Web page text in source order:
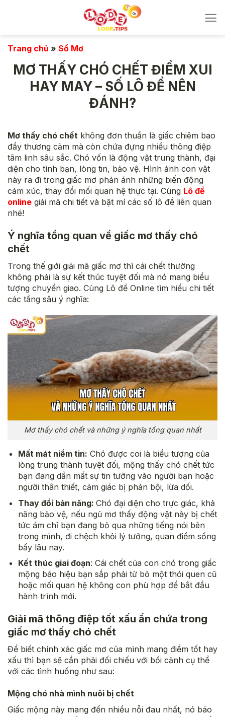
dungTrang chủ » Sổ Mơ
MƠ THẤY CHÓ CHẾT ĐIỀM XUI
HAY MAY – SỐ LÔ ĐỀ NÊN
ĐÁNH?
Mơ thấy chó chết không đơn thuần là giấc chiêm bao
đầy thương cảm mà còn chứa đựng nhiều thông điệp
tâm linh sâu sắc. Chó vốn là động vật trung thành, đại
diện cho tình bạn, lòng tin, bảo vệ. Hình ảnh con vật
này ra đi trong giấc mơ phản ánh những biến động
cảm xúc, thay đổi mối quan hệ thực tại. Cùng Lô đề
online giải mã chi tiết và bật mí các số lô đề liên quan
nhé!
Ý nghĩa tổng quan về giấc mơ thấy chó
chết
Trong thế giới giải mã giấc mơ thì cái chết thường
không phải là sự kết thúc tuyệt đối mà nó mang biểu
tượng chuyển giao. Cùng Lô đề Online tìm hiểu chi tiết
các tầng sâu ý nghĩa:
Mơ thấy chó chết và những ý nghĩa tổng quan nhất
Mất mát niềm tin: Chó được coi là biểu tượng của
lòng trung thành tuyệt đối, mộng thấy chó chết tức
bạn đang dần mất sự tin tưởng vào người bạn hoặc
người thân thiết, cảm giác bị phản bội, lừa dối.
Thay đổi bản năng: Chó đại diện cho trực giác, khả
năng bảo vệ, nếu ngủ mơ thấy động vật này bị chết
tức ám chỉ bạn đang bỏ qua những tiếng nói bên
trong mình, đi chệch khỏi lý tưởng, quan điểm sống
bấy lâu nay.
Kết thúc giai đoạn: Cái chết của con chó trong giấc
mộng báo hiệu bạn sắp phải từ bỏ một thói quen cũ
hoặc mối quan hệ không con phù hợp để bắt đầu
hành trình mới.
Giải mã thông điệp tốt xấu ẩn chứa trong
giấc mơ thấy chó chết
Để biết chính xác giấc mơ của mình mang điềm tốt hay
xấu thì bạn sẽ cần phải đối chiếu với bối cảnh cụ thể
với các tình huống như sau:
Mộng chó nhà mình nuôi bị chết
Giấc mộng này mang đến nhiều nỗi đau nhất, nó báo